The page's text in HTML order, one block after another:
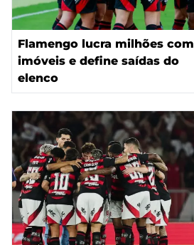
Flamengo lucra milhões com
imóveis e define saídas do
elenco